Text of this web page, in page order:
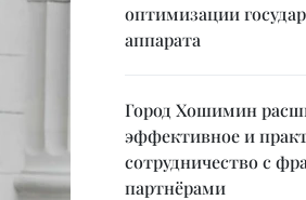
оптимизации
аппарата
Город Хошимин
эффективное и
сотрудничество с
партнёрами